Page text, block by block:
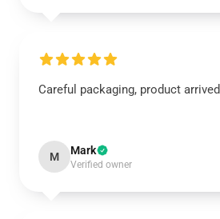
Careful packaging, product
M Mark
Verified owner